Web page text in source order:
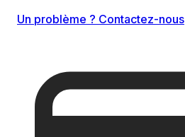
Un problème ? Contactez-nous